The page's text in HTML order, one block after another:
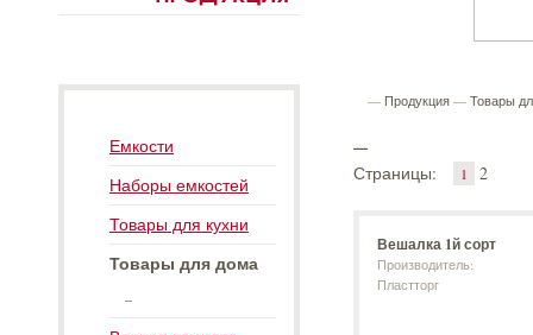
Емкости
Наборы емкостей
Товары для кухни
Товары для дома
— Продукция — Товары
Страницы: 1 2
Вешалка 1й сорт
Производитель:
Пластторг